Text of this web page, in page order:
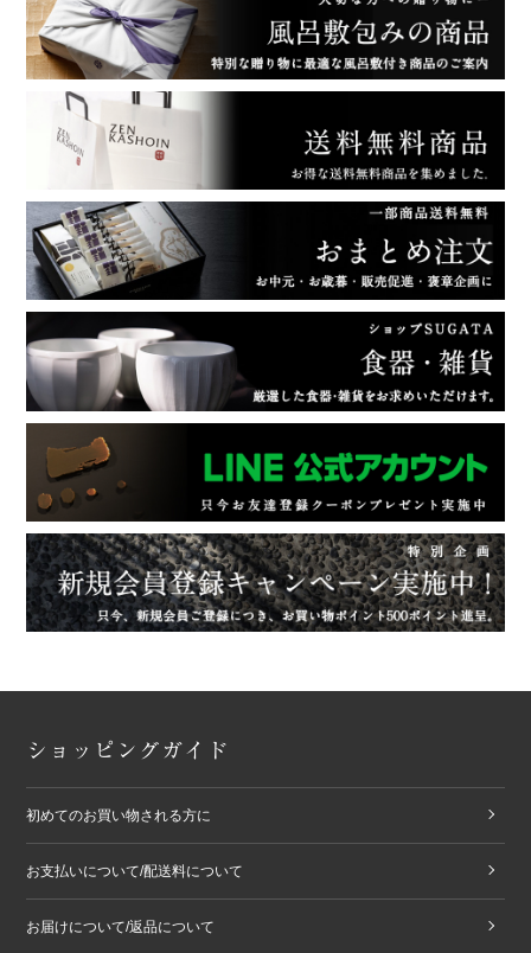
ショッピングガイド
初めてのお買い物される方に
お支払いについて/配送料について
お届けについて/返品について